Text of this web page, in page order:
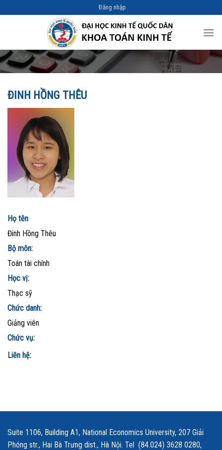
to
Đăng nhập
ĐINH HỒNG THÊU
Họ tên
Đinh Hồng Thêu
Bộ môn:
Toán tài chính
Học vị:
Thạc sỹ
Chức danh:
Giảng viên
Chức vụ:
Liên hệ:
Suite 1106, Building A1, National Economics University, 207 Giải
Phóng str., Hai Bà Trưng dist., Hà Nội. Tel (84.024) 3628 0280,